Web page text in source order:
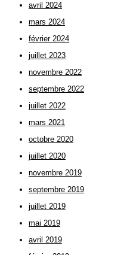
avril 2024
mars 2024
février 2024
juillet 2023
novembre 2022
septembre 2022
juillet 2022
mars 2021
octobre 2020
juillet 2020
novembre 2019
septembre 2019
juillet 2019
mai 2019
avril 2019